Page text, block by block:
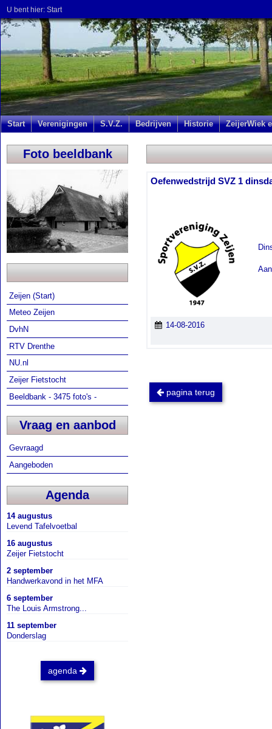
U bent hier: Start
Start Verenigingen S.V.Z. Bedrijven Historie ZeijerWiek
Foto beeldbank
Zeijen (Start)
Meteo Zeijen
DvhN
RTV Drenthe
NU.nl
Zeijer Fietstocht
Beeldbank - 3475 foto's -
Vraag en aanbod
Gevraagd
Aangeboden
Agenda
14 augustus
Levend Tafelvoetbal
16 augustus
Zeijer Fietstocht
2 september
Handwerkavond in het MFA
6 september
The Louis Armstrong...
11 september
Donderslag
agenda
Oefenwedstrijd SVZ 1
14-08-2016
pagina terug